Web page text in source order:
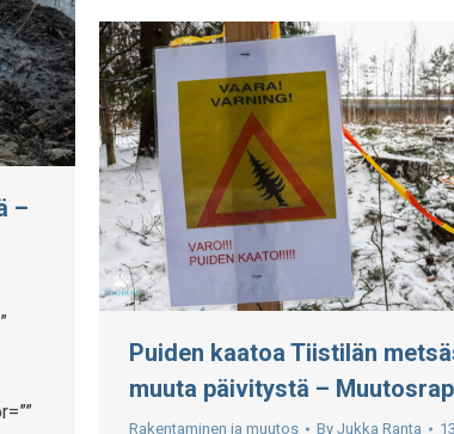
–
Puiden kaatoa Tiistilän
muuta päivitystä –
Rakentaminen ja muutos By Jukka Ranta